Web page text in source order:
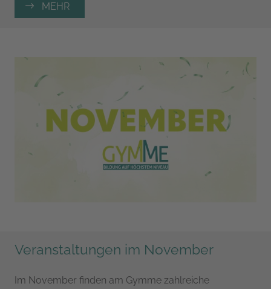
zum Abitur allmählich auf den Berufs- und
MEHR
Veranstaltungen im November
Im November finden am Gymme zahlreiche